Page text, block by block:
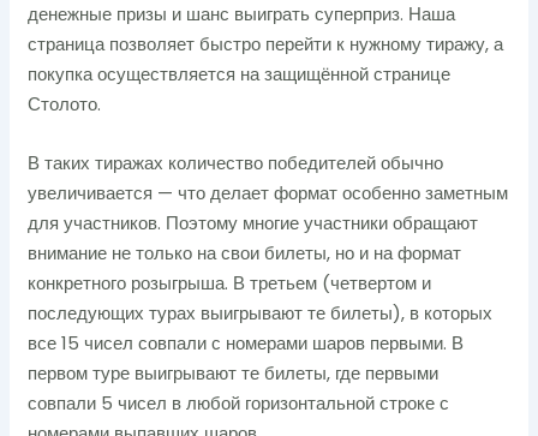
денежные призы и шанс выиграть суперприз. Наша
страница позволяет быстро перейти к нужному тиражу, а
покупка осуществляется на защищённой странице
Столото.
В таких тиражах количество победителей обычно
увеличивается — что делает формат особенно заметным
для участников. Поэтому многие участники обращают
внимание не только на свои билеты, но и на формат
конкретного розыгрыша. В третьем (четвертом и
последующих турах выигрывают те билеты), в которых
все 15 чисел совпали с номерами шаров первыми. В
первом туре выигрывают те билеты, где первыми
совпали 5 чисел в любой горизонтальной строке с